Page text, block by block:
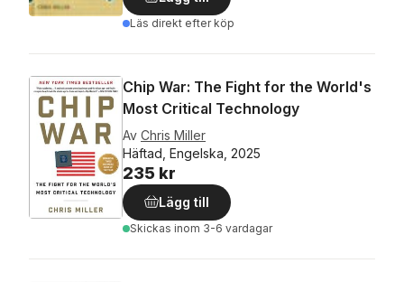
Läs direkt efter köp
Chip War: The Fight for the World's
Most Critical Technology
Av Chris Miller
Häftad, Engelska, 2025
235 kr
Lägg till
Skickas inom 3-6 vardagar